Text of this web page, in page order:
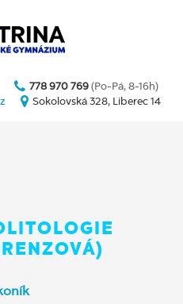
778 970 769 (Po-Pá, 8-16h)
Sokolovská 328, Liberec 14